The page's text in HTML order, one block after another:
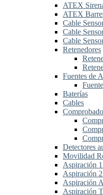
ATEX
ATEX
Cable
Cable
Cable
Retenedores
Fuentes de
Baterías
Cables
Detectores
Movilidad
Aspiración
Aspiración
Aspiración
Aspiración